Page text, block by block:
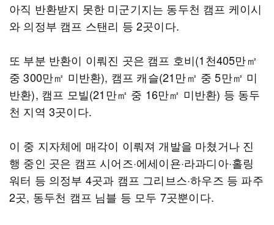
아직 반환받지 못한 미군기지는 동두천 캠프 케이시
와 의정부 캠프 스탠리 등 2곳이다.
또 부분 반환이 이뤄진 곳은 캠프 호비(1천405만㎡
중 300만㎡ 미반환), 캠프 캐슬(21만㎡ 중 5만㎡ 미
반환), 캠프 모빌(21만㎡ 중 16만㎡ 미반환) 등 동두
천 지역 3곳이다.
이 중 지자체에 매각이 이뤄져 개발을 마쳤거나 진
행 중인 곳은 캠프 시어즈·에세이욘·라과디아·홀링
워터 등 의정부 4곳과 캠프 그리브스·하우즈 등 파주
2곳, 동두천 캠프 님블 등 모두 7곳뿐이다.